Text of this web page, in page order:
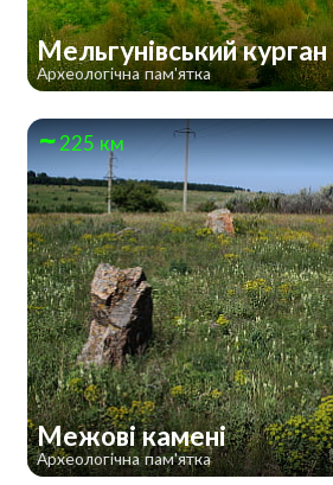
Мельгунівський курган
Археологічна пам'ятка
225 км
Межові камені
Археологічна пам'ятка